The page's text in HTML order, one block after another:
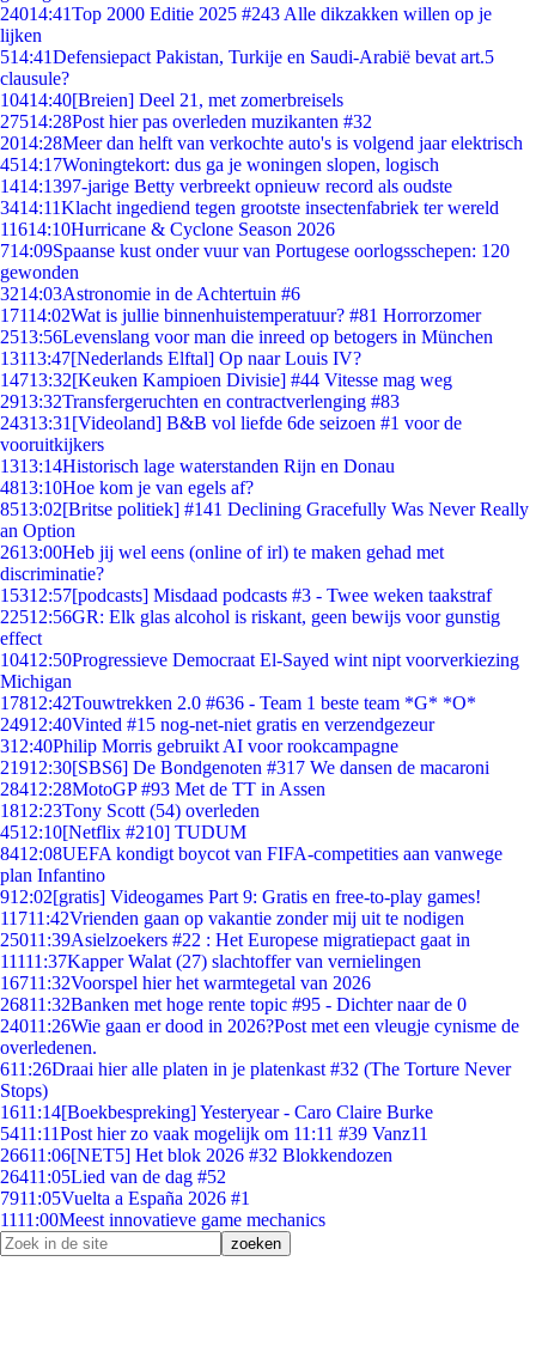
24014:41Top 2000 Editie 2025 #243 Alle dikzakken willen op je
lijken
514:41Defensiepact Pakistan, Turkije en Saudi-Arabië bevat art.5
clausule?
10414:40[Breien] Deel 21, met zomerbreisels
27514:28Post hier pas overleden muzikanten #32
2014:28Meer dan helft van verkochte auto's is volgend jaar elektrisch
4514:17Woningtekort: dus ga je woningen slopen, logisch
1414:1397-jarige Betty verbreekt opnieuw record als oudste
3414:11Klacht ingediend tegen grootste insectenfabriek ter wereld
11614:10Hurricane & Cyclone Season 2026
714:09Spaanse kust onder vuur van Portugese oorlogsschepen: 120
gewonden
3214:03Astronomie in de Achtertuin #6
17114:02Wat is jullie binnenhuistemperatuur? #81 Horrorzomer
2513:56Levenslang voor man die inreed op betogers in München
13113:47[Nederlands Elftal] Op naar Louis IV?
14713:32[Keuken Kampioen Divisie] #44 Vitesse mag weg
2913:32Transfergeruchten en contractverlenging #83
24313:31 [Videoland] B&B vol liefde 6de seizoen #1 voor de
vooruitkijkers
1313:14Historisch lage waterstanden Rijn en Donau
4813:10Hoe kom je van egels af?
8513:02[Britse politiek] #141 Declining Gracefully Was Never Really
an Option
2613:00Heb jij wel eens (online of irl) te maken gehad met
discriminatie?
15312:57[podcasts] Misdaad podcasts #3 - Twee weken taakstraf
22512:56GR: Elk glas alcohol is riskant, geen bewijs voor gunstig
effect
10412:50Progressieve Democraat El-Sayed wint nipt voorverkiezing
Michigan
17812:42Touwtrekken 2.0 #636 - Team 1 beste team *G* *O*
24912:40Vinted #15 nog-net-niet gratis en verzendgezeur
312:40Philip Morris gebruikt AI voor rookcampagne
21912:30[SBS6] De Bondgenoten #317 We dansen de macaroni
28412:28MotoGP #93 Met de TT in Assen
1812:23Tony Scott (54) overleden
4512:10[Netflix #210] TUDUM
8412:08UEFA kondigt boycot van FIFA-competities aan vanwege
plan Infantino
912:02[gratis] Videogames Part 9: Gratis en free-to-play games!
11711:42Vrienden gaan op vakantie zonder mij uit te nodigen
25011:39Asielzoekers #22 : Het Europese migratiepact gaat in
11111:37Kapper Walat (27) slachtoffer van vernielingen
16711:32Voorspel hier het warmtegetal van 2026
26811:32Banken met hoge rente topic #95 - Dichter naar de 0
24011:26Wie gaan er dood in 2026?Post met een vleugje cynisme de
overledenen.
611:26Draai hier alle platen in je platenkast #32 (The Torture Never
Stops)
1611:14[Boekbespreking] Yesteryear - Caro Claire Burke
5411:11Post hier zo vaak mogelijk om 11:11 #39 Vanz11
26611:06[NET5] Het blok 2026 #32 Blokkendozen
26411:05Lied van de dag #52
7911:05Vuelta a España 2026 #1
1111:00Meest innovatieve game mechanics